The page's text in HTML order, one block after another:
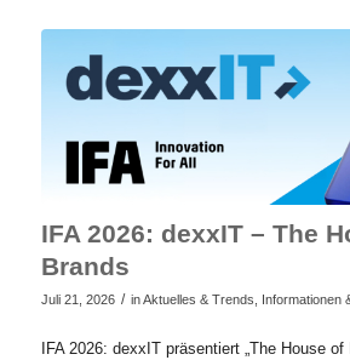
IFA 2026: dexxIT – The
Brands
Juli 21, 2026 / inAktuelles & Trends Informationen
IFA 2026: dexxIT präsentiert „The House